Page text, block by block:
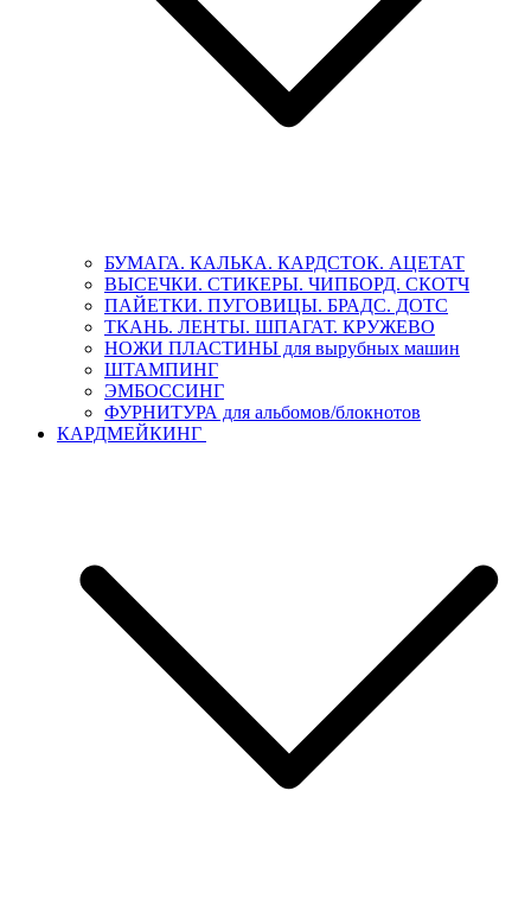
БУМАГА. КАЛЬКА. КАРДСТОК. АЦЕТАТ
ВЫСЕЧКИ. СТИКЕРЫ. ЧИПБОРД. СКОТЧ
ПАЙЕТКИ. ПУГОВИЦЫ. БРАДС. ДОТС
ТКАНЬ. ЛЕНТЫ. ШПАГАТ. КРУЖЕВО
НОЖИ ПЛАСТИНЫ для вырубных машин
ШТАМПИНГ
ЭМБОССИНГ
ФУРНИТУРА для альбомов/блокнотов
КАРДМЕЙКИНГ